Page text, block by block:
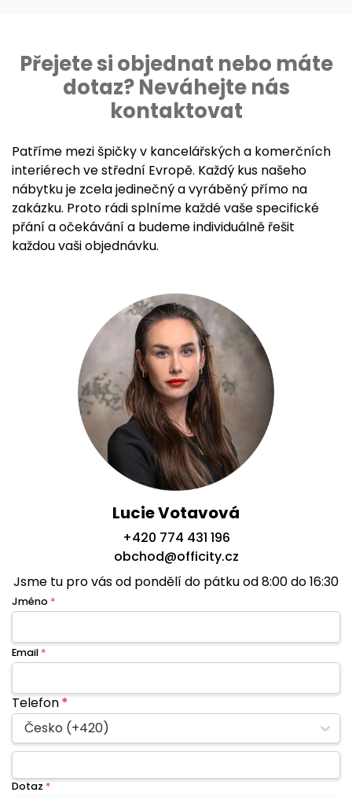
Přejete si objednat nebo máte
dotaz? Neváhejte nás
kontaktovat
Patříme mezi špičky v kancelářských a komerčních
interiérech ve střední Evropě. Každý kus našeho
nábytku je zcela jedinečný a vyráběný přímo na
zakázku. Proto rádi splníme každé vaše specifické
přání a očekávání a budeme individuálně řešit
každou vaši objednávku.
Lucie Votavová
+420 774 431 196
obchod@officity.cz
Jsme tu pro vás od pondělí do pátku od 8:00 do 16:30
Jméno *
Email *
Telefon*
Česko (+420)
Dotaz *